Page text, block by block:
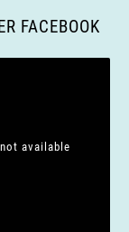
FACEBOOK
available